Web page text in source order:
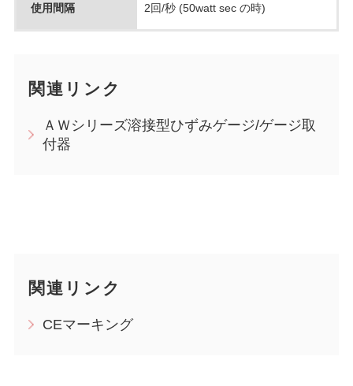
使用間隔 2回/秒 (50watt sec の時)
関連リンク
ＡＷシリーズ溶接型ひずみゲージ/ゲージ取
付器
関連リンク
CEマーキング